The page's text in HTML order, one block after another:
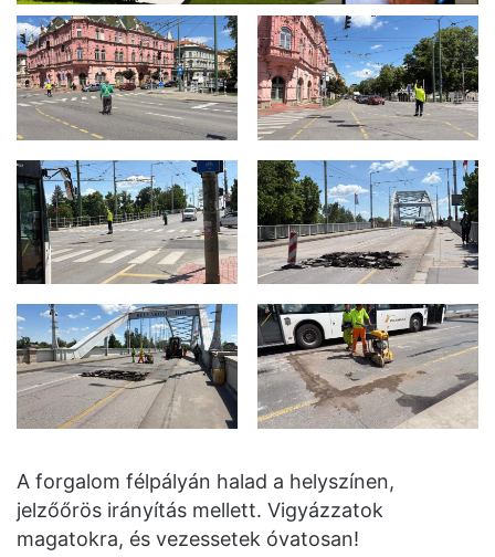
A forgalom félpályán halad a helyszínen,
jelzőőrös irányítás mellett. Vigyázzatok
magatokra, és vezessetek óvatosan!